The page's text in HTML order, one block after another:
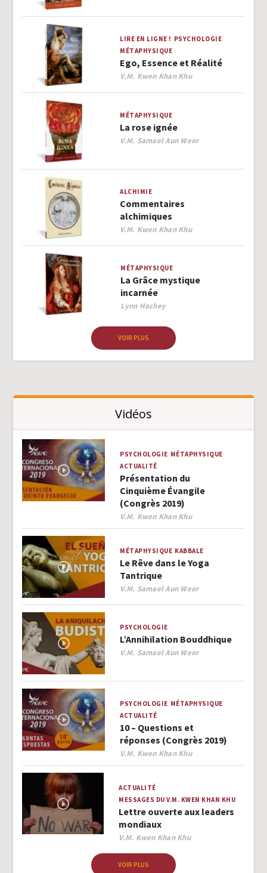
LIRE EN LIGNE ! PSYCHOLOGIE
MÉTAPHYSIQUE
Ego, Essence et Réalité
Author
V.M. Kwen Khan Khu
MÉTAPHYSIQUE
La rose ignée
Author
V.M. Samael Aun Weor
ALCHIMIE
Commentaires
alchimiques
Author
V.M. Kwen Khan Khu
MÉTAPHYSIQUE
La Grâce mystique
incarnée
Author
Lynn Hachey
VOIR PLUS
Vidéos
PSYCHOLOGIE MÉTAPHYSIQUE
ACTUALITÉ
Présentation du
Cinquième Évangile
(Congrès 2019)
Author
V.M. Kwen Khan Khu
MÉTAPHYSIQUE KABBALE
Le Rêve dans le Yoga
Tantrique
Author
V.M. Samael Aun Weor
PSYCHOLOGIE
L’Annihilation Bouddhique
Author
V.M. Samael Aun Weor
PSYCHOLOGIE MÉTAPHYSIQUE
ACTUALITÉ
10 – Questions et
réponses (Congrès 2019)
Author
V.M. Kwen Khan Khu
ACTUALITÉ
MESSAGES DU V.M. KWEN KHAN KHU
Lettre ouverte aux leaders
mondiaux
Author
V.M. Kwen Khan Khu
VOIR PLUS